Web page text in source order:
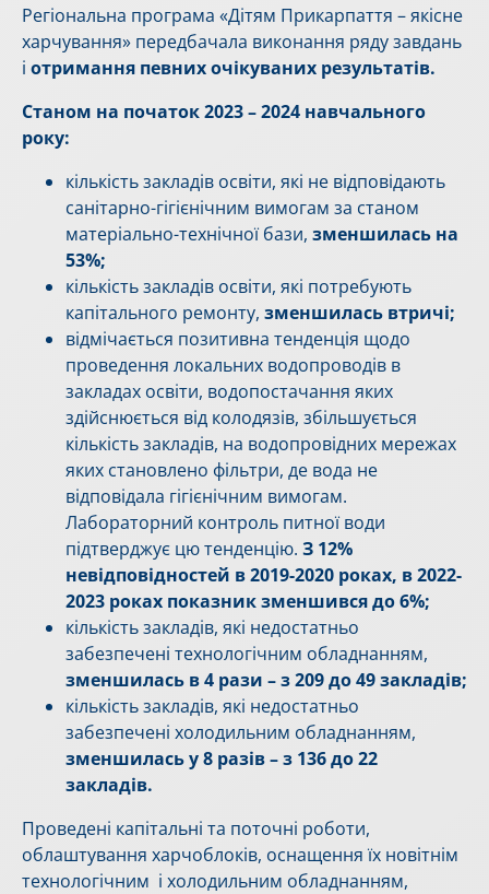
Регіональна програма «Дітям Прикарпаття – якісне
харчування» передбачала виконання ряду завдань
і отримання певних очікуваних результатів.
Станом на початок 2023 – 2024 навчального
року:
кількість закладів освіти, які не відповідають
санітарно-гігієнічним вимогам за станом
матеріально-технічної бази, зменшилась на
53%;
кількість закладів освіти, які потребують
капітального ремонту, зменшилась втричі;
відмічається позитивна тенденція щодо
проведення локальних водопроводів в
закладах освіти, водопостачання яких
здійснюється від колодязів, збільшується
кількість закладів, на водопровідних мережах
яких становлено фільтри, де вода не
відповідала гігієнічним вимогам.
Лабораторний контроль питної води
підтверджує цю тенденцію. З 12%
невідповідностей в 2019-2020 роках, в 2022-
2023 роках показник зменшився до 6%;
кількість закладів, які недостатньо
забезпечені технологічним обладнанням,
зменшилась в 4 рази – з 209 до 49 закладів;
кількість закладів, які недостатньо
забезпечені холодильним обладнанням,
зменшилась у 8 разів – з 136 до 22
закладів.
Проведені капітальні та поточні роботи,
облаштування харчоблоків, оснащення їх новітнім
технологічним і холодильним обладнанням,